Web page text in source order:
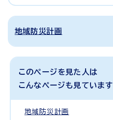
地域防災計画
このページを見た人は
こんなページも見ています
地域防災計画